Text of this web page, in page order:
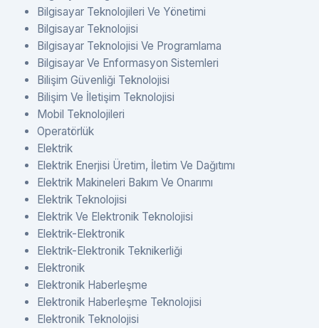
Bilgisayar Teknolojileri Ve Yönetimi
Bilgisayar Teknolojisi
Bilgisayar Teknolojisi Ve Programlama
Bilgisayar Ve Enformasyon Sistemleri
Bilişim Güvenliği Teknolojisi
Bilişim Ve İletişim Teknolojisi
Mobil Teknolojileri
Operatörlük
Elektrik
Elektrik Enerjisi Üretim, İletim Ve Dağıtımı
Elektrik Makineleri Bakım Ve Onarımı
Elektrik Teknolojisi
Elektrik Ve Elektronik Teknolojisi
Elektrik-Elektronik
Elektrik-Elektronik Teknikerliği
Elektronik
Elektronik Haberleşme
Elektronik Haberleşme Teknolojisi
Elektronik Teknolojisi